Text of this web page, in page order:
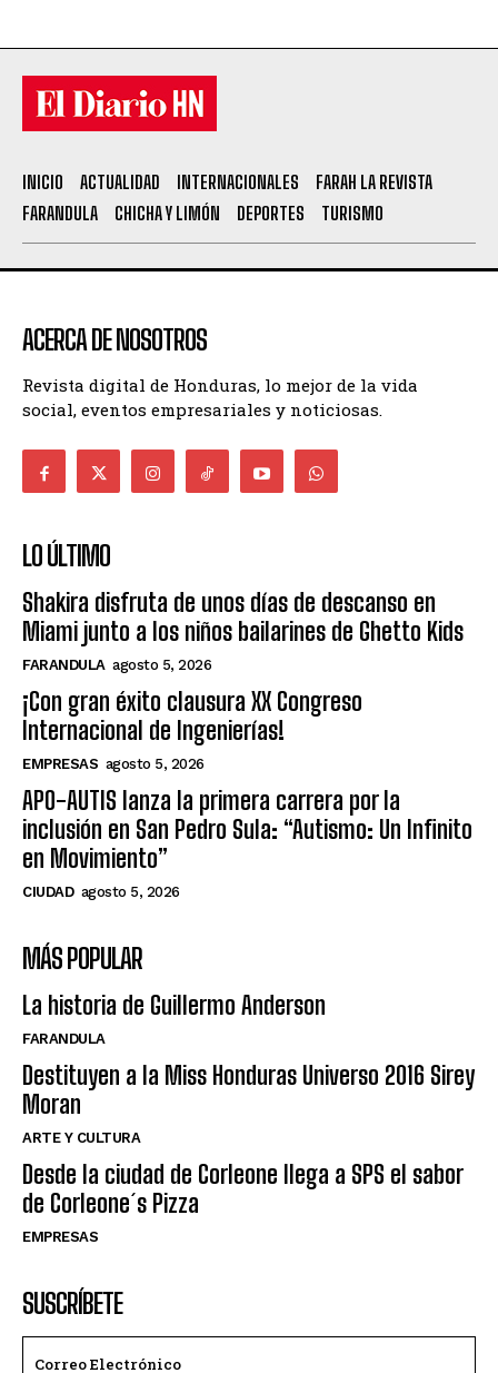
INICIO ACTUALIDAD INTERNACIONALES
FARAH LA REVISTA
FARANDULA
CHICHA Y LIMÓN DEPORTES TURISMO
ACERCA DE NOSOTROS
Revista digital de Honduras, lo mejor de la vida
social, eventos empresariales y noticiosas.
LO ÚLTIMO
Shakira disfruta de unos días de descanso en
Miami junto a los niños bailarines de Ghetto Kids
FARANDULA agosto 5, 2026
¡Con gran éxito clausura XX Congreso
Internacional de Ingenierías!
EMPRESAS agosto 5, 2026
APO-AUTIS lanza la primera carrera por la
inclusión en San Pedro Sula: “Autismo: Un Infinito
en Movimiento”
CIUDAD agosto 5, 2026
MÁS POPULAR
La historia de Guillermo Anderson
FARANDULA
Destituyen a la Miss Honduras Universo 2016 Sirey
Moran
ARTE Y CULTURA
Desde la ciudad de Corleone llega a SPS el sabor
de Corleone´s Pizza
EMPRESAS
SUSCRÍBETE